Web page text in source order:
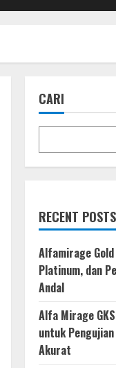
CARI
RECENT POSTS
Alfamirage
Platinum, dan
Andal
Alfa Mirage
untuk
Akurat